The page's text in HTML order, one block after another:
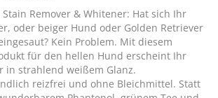
Stain Remover & Whitener: Hat sich Ihr
oder beiger Hund oder Golden Retriever
Kein Problem. Mit diesem
für den hellen Hund erscheint Ihr
in strahlend weißem Glanz.
reizfrei und ohne Bleichmittel. Statt